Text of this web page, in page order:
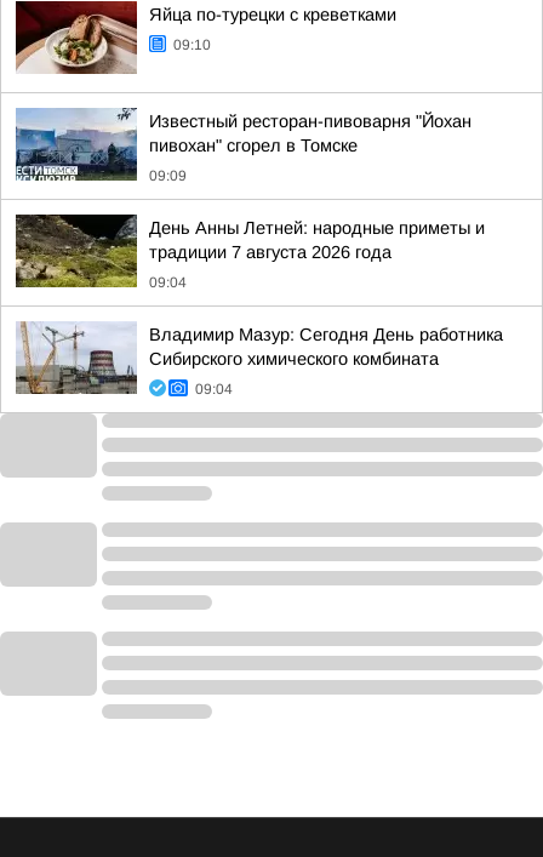
Яйца по-турецки с креветками
09:10
Известный ресторан-пивоварня "Йохан
пивохан" сгорел в Томске
09:09
День Анны Летней: народные приметы и
традиции 7 августа 2026 года
09:04
Владимир Мазур: Сегодня День работника
Сибирского химического комбината
09:04